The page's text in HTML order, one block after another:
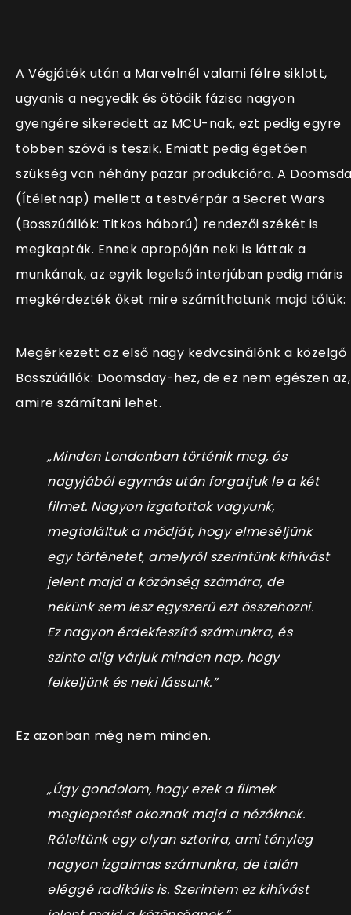
A Végjáték után a Marvelnél valami félre siklott,
ugyanis a negyedik és ötödik fázisa nagyon
gyengére sikeredett az MCU-nak, ezt pedig egyre
többen szóvá is teszik. Emiatt pedig égetően
szükség van néhány pazar produkcióra. A
(Ítéletnap) mellett a testvérpár a Secret Wars
(Bosszúállók: Titkos háború) rendezői székét is
megkapták. Ennek apropóján neki is láttak a
munkának, az egyik legelső interjúban pedig máris
megkérdezték őket mire számíthatunk majd tőlük:
Megérkezett az első nagy kedvcsinálónk a közelgő
Bosszúállók: Doomsday-hez, de ez nem egészen az,
amire számítani lehet.
„Minden Londonban történik meg, és
nagyjából egymás után forgatjuk le a két
filmet. Nagyon izgatottak vagyunk,
megtaláltuk a módját, hogy elmeséljünk
egy történetet, amelyről szerintünk kihívást
jelent majd a közönség számára, de
nekünk sem lesz egyszerű ezt összehozni.
Ez nagyon érdekfeszítő számunkra, és
szinte alig várjuk minden nap, hogy
felkeljünk és neki lássunk.”
Ez azonban még nem minden.
„Úgy gondolom, hogy ezek a filmek
meglepetést okoznak majd a nézőknek.
Ráleltünk egy olyan sztorira, ami tényleg
nagyon izgalmas számunkra, de talán
eléggé radikális is. Szerintem ez kihívást